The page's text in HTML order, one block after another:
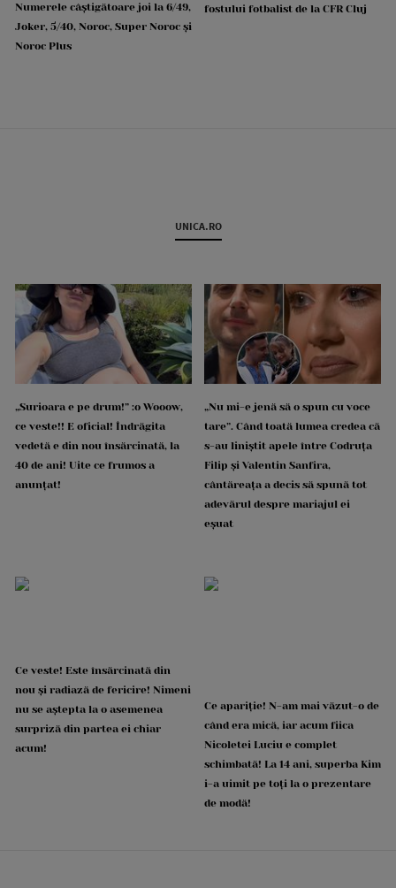
Numerele câștigătoare joi la 6/49,
Joker, 5/40, Noroc, Super Noroc și
Noroc Plus
fostului fotbalist de la CFR Cluj
UNICA.RO
„Surioara e pe drum!” :o Wooow,
ce veste!! E oficial! Îndrăgita
vedetă e din nou însărcinată, la
40 de ani! Uite ce frumos a
anunțat!
„Nu mi-e jenă să o spun cu voce
tare”. Când toată lumea credea că
s-au liniștit apele între Codruța
Filip și Valentin Sanfira,
cântăreața a decis să spună tot
adevărul despre mariajul ei
eșuat
Ce veste! Este însărcinată din
nou și radiază de fericire! Nimeni
nu se aștepta la o asemenea
surpriză din partea ei chiar
acum!
Ce apariție! N-am mai văzut-o de
când era mică, iar acum fiica
Nicoletei Luciu e complet
schimbată! La 14 ani, superba Kim
i-a uimit pe toți la o prezentare
de modă!